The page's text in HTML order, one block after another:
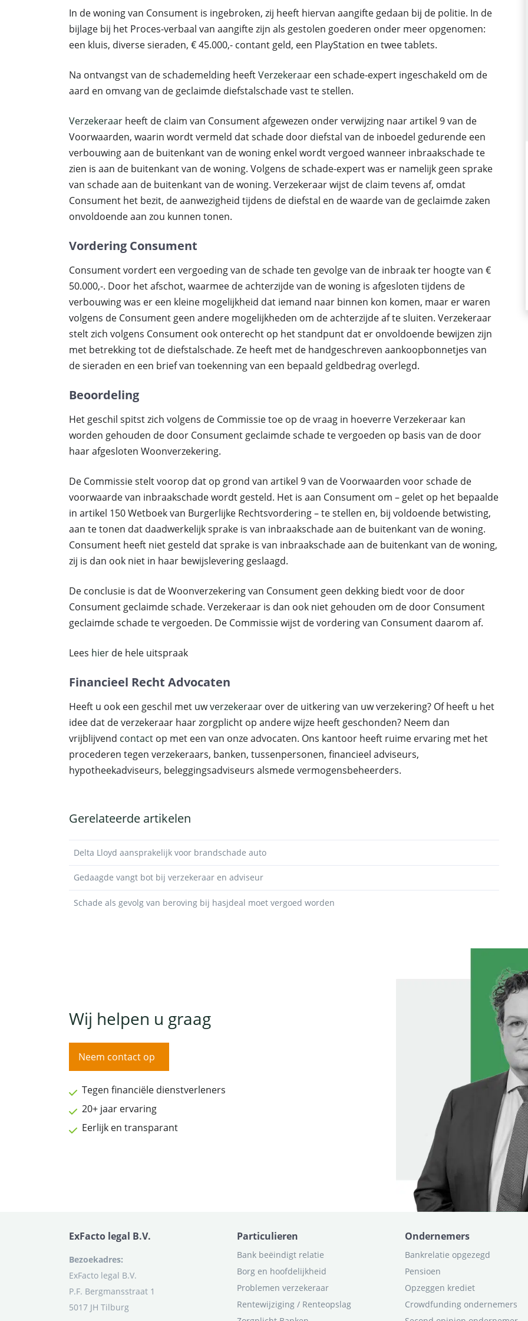
In de woning van Consument is ingebroken, zij heeft hiervan aangifte gedaan bij de politie. In de
bijlage bij het Proces-verbaal van aangifte zijn als gestolen goederen onder meer opgenomen:
een kluis, diverse sieraden, € 45.000,- contant geld, een PlayStation en twee tablets.
Na ontvangst van de schademelding heeftVerzekeraar een schade-expert ingeschakeld om de
aard en omvang van de geclaimde diefstalschade vast te stellen.
Verzekeraar heeft de claim van Consument afgewezen onder verwijzing naar artikel 9 van de
Voorwaarden, waarin wordt vermeld dat schade door diefstal van de inboedel gedurende een
verbouwing aan de buitenkant van de woning enkel wordt vergoed wanneer inbraakschade te
zien is aan de buitenkant van de woning. Volgens de schade-expert was er namelijk geen sprake
van schade aan de buitenkant van de woning. Verzekeraar wijst de claim tevens af, omdat
Consument het bezit, de aanwezigheid tijdens de diefstal en de waarde van de geclaimde zaken
onvoldoende aan zou kunnen tonen.
Vordering Consument
Consument vordert een vergoeding van de schade ten gevolge van de inbraak ter hoogte van €
50.000,-. Door het afschot, waarmee de achterzijde van de woning is afgesloten tijdens de
verbouwing was er een kleine mogelijkheid dat iemand naar binnen kon komen, maar er waren
volgens de Consument geen andere mogelijkheden om de achterzijde af te sluiten. Verzekeraar
stelt zich volgens Consument ook onterecht op het standpunt dat er onvoldoende bewijzen zijn
met betrekking tot de diefstalschade. Ze heeft met de handgeschreven aankoopbonnetjes van
de sieraden en een brief van toekenning van een bepaald geldbedrag overlegd.
Beoordeling
Het geschil spitst zich volgens de Commissie toe op de vraag in hoeverre Verzekeraar kan
worden gehouden de door Consument geclaimde schade te vergoeden op basis van de door
haar afgesloten Woonverzekering.
De Commissie stelt voorop dat op grond van artikel 9 van de Voorwaarden voor schade de
voorwaarde van inbraakschade wordt gesteld. Het is aan Consument om – gelet op het bepaalde
in artikel 150 Wetboek van Burgerlijke Rechtsvordering – te stellen en, bij voldoende betwisting,
aan te tonen dat daadwerkelijk sprake is van inbraakschade aan de buitenkant van de woning.
Consument heeft niet gesteld dat sprake is van inbraakschade aan de buitenkant van de woning,
zij is dan ook niet in haar bewijslevering geslaagd.
De conclusie is dat de Woonverzekering van Consument geen dekking biedt voor de door
Consument geclaimde schade. Verzekeraar is dan ook niet gehouden om de door Consument
geclaimde schade te vergoeden. De Commissie wijst de vordering van Consument daarom af.
Lees hier de hele uitspraak
Financieel Recht Advocaten
Heeft u ook een geschil met uwverzekeraar over de uitkering van uw verzekering? Of heeft u het
idee dat de verzekeraar haar zorgplicht op andere wijze heeft geschonden? Neem dan
vrijblijvend contact op met een van onze advocaten. Ons kantoor heeft ruime ervaring met het
procederen tegen verzekeraars, banken, tussenpersonen, financieel adviseurs,
hypotheekadviseurs, beleggingsadviseurs alsmede vermogensbeheerders.
Gerelateerde artikelen
Delta Lloyd aansprakelijk voor brandschade auto
Gedaagde vangt bot bij verzekeraar en adviseur
Schade als gevolg van beroving bij hasjdeal moet vergoed worden
Wij helpen u graag
Neem contact op
Tegen financiële dienstverleners
20+ jaar ervaring
Eerlijk en transparant
ExFacto legal B.V.
Bezoekadres:
ExFacto legal B.V.
P.F. Bergmansstraat 1
5017 JH Tilburg
Particulieren
Bank beëindigt relatie
Borg en hoofdelijkheid
Problemen verzekeraar
Rentewijziging / Renteopslag
Ondernemers
Bankrelatie opgezegd
Pensioen
Opzeggen krediet
Crowdfunding ondernemers